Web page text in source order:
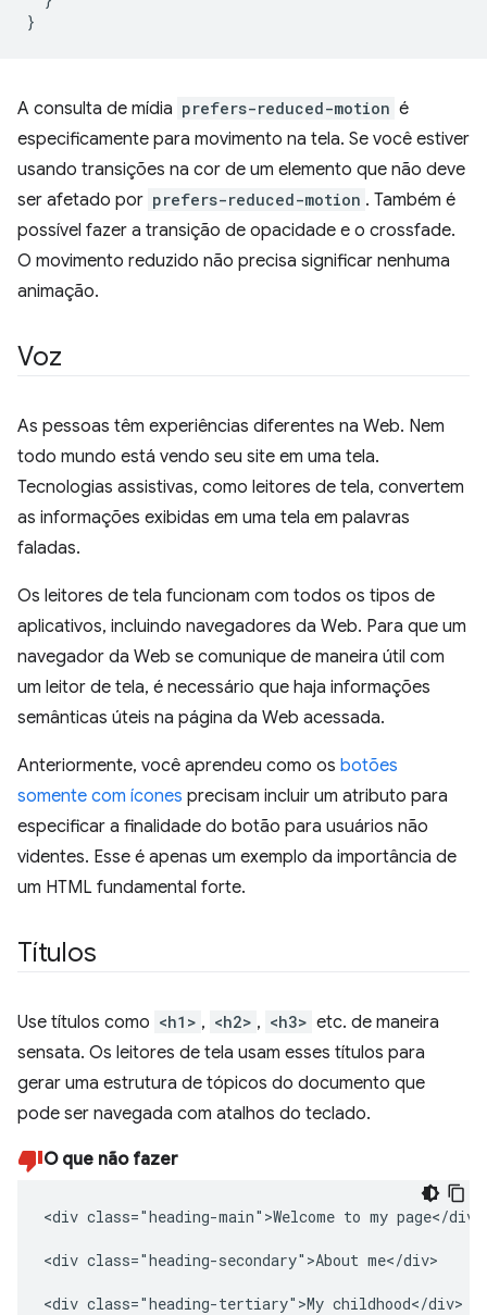
}
A consulta de mídia prefers-reduced-motion é
especificamente para movimento na tela. Se você estiver
usando transições na cor de um elemento que não deve
ser afetado por prefers-reduced-motion . Também é
possível fazer a transição de opacidade e o crossfade.
O movimento reduzido não precisa significar nenhuma
animação.
Voz
As pessoas têm experiências diferentes na Web. Nem
todo mundo está vendo seu site em uma tela.
Tecnologias assistivas, como leitores de tela, convertem
as informações exibidas em uma tela em palavras
faladas.
Os leitores de tela funcionam com todos os tipos de
aplicativos, incluindo navegadores da Web. Para que um
navegador da Web se comunique de maneira útil com
um leitor de tela, é necessário que haja informações
semânticas úteis na página da Web acessada.
Anteriormente, você aprendeu como os botões
somente com ícones precisam incluir um atributo para
especificar a finalidade do botão para usuários não
videntes. Esse é apenas um exemplo da importância de
um HTML fundamental forte.
Títulos
Use títulos como <h1> , <h2> , <h3> etc. de maneira
sensata. Os leitores de tela usam esses títulos para
gerar uma estrutura de tópicos do documento que
pode ser navegada com atalhos do teclado.
O que não fazer
<div class="heading-main">Welcome to my page</div>
<div class="heading-secondary">About me</div>
<div class="heading-tertiary">My childhood</div>